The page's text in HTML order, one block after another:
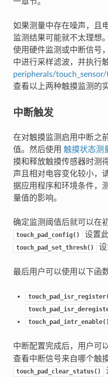
如果测量中存在噪声，且
监测结果可能就不太理想
使用硬件监测或中断信号
中进行采样滤波，并执行
peripherals/
查看以上两种触摸监测的
中断触发
在对触摸监测启用中断之
值。然后使用 触摸状态测
摸和释放触摸传感器时测
声且相对电容变化较小，
据应用程序和环境条件，
量值的影响。
确定监测阈值后就可以在
touch_pad_config() 设置
touch_pad_set_thresh() 设
最后用户可以使用以下函
touch_pad_intr_enable()
中断配置完成后，用户可
查看中断信号来自哪个触
touch_pad_clear_status()